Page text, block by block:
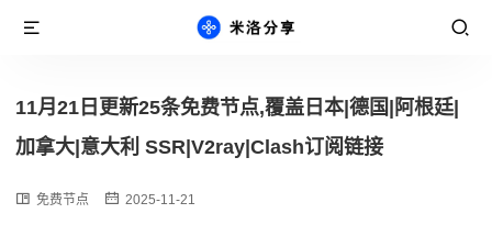
11月21日更新25条免费节点,覆盖日本|德国|阿根廷|
加拿大|意大利 SSR|V2ray|Clash订阅链接
免费节点 2025-11-21